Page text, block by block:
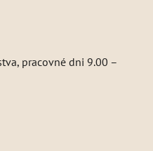
pracovné dni 9.00 –